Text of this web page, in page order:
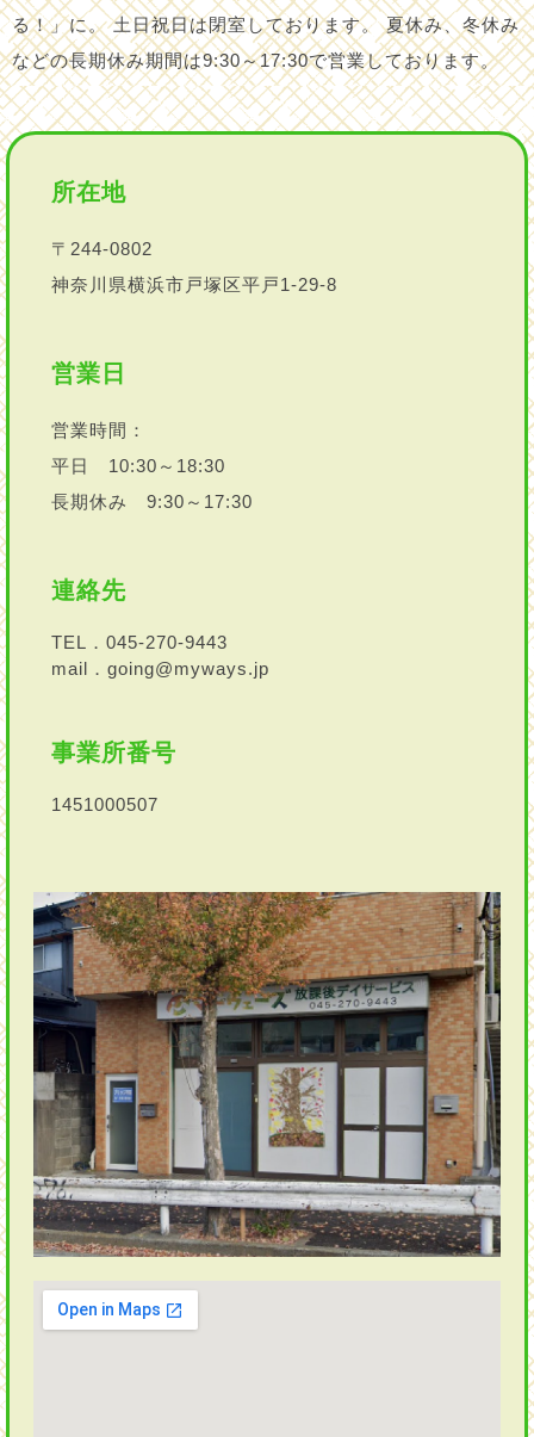
る！」に。 土日祝日は閉室しております。 夏休み、冬休み
などの長期休み期間は9:30～17:30で営業しております。
所在地
〒244-0802
神奈川県横浜市戸塚区平戸1-29-8
営業日
営業時間：
平日 10:30～18:30
長期休み 9:30～17:30
連絡先
TEL．045-270-9443
mail．going@myways.jp
事業所番号
1451000507